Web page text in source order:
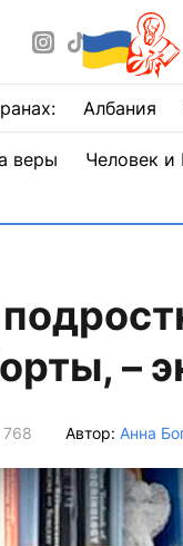
Албания
веры Человек и
–
768 Автор: Анна